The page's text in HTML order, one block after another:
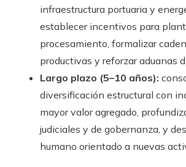
infraestructura portuaria y
establecer incentivos para
procesamiento, formalizar
productivas y reforzar aduanas
Largo plazo (5–10 años):
diversificación estructural con
mayor valor agregado,
judiciales y de gobernanza, y
humano orientado a nuevas